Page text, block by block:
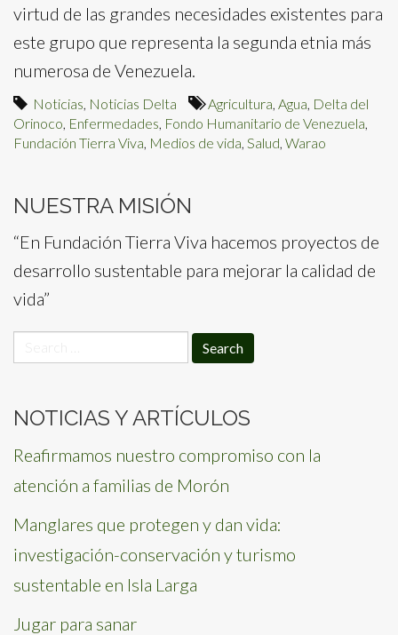
virtud de las grandes necesidades existentes para
este grupo que representa la segunda etnia más
numerosa de Venezuela.
Noticias Noticias Delta Agricultura Agua Delta del
Orinoco Enfermedades Fondo Humanitario de Venezuela
Fundación Tierra Viva Medios de vida Salud Warao
NUESTRA MISIÓN
“En Fundación Tierra Viva hacemos proyectos de
desarrollo sustentable para mejorar la calidad de
vida”
for:
NOTICIAS Y ARTÍCULOS
Reafirmamos nuestro compromiso con la
atención a familias de Morón
Manglares que protegen y dan vida:
investigación-conservación y turismo
sustentable en Isla Larga
Jugar para sanar